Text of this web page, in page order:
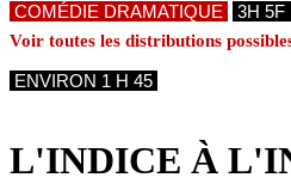
LES ANNONCES
LE CLUB
COMÉDIE DRAMATIQUE 3H
Voir toutes les distributions
ENVIRON 1 H 45
L'INDICE À